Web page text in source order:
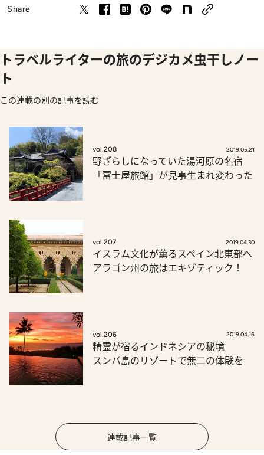
Share
トラベルライターの旅のデジカメ虫干しノー
ト
この連載の別の記事を読む
vol.208 2019.05.21
野ざらしになっていた湯河原の名宿
「富士屋旅館」が見事生まれ変わった
vol.207 2019.04.30
イスラム文化が薫るスペイン北東部へ
アラゴン州の旅はエキゾティック！
vol.206 2019.04.16
精霊が宿るインドネシアの秘境
スンバ島のリゾートで無二の体験を
連載記事一覧